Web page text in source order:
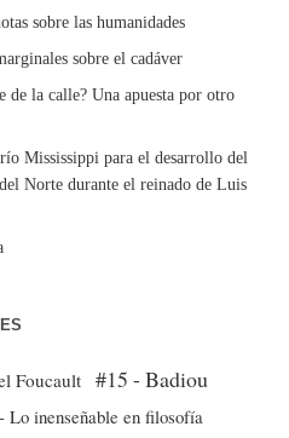
sobre las humanidades
sobre el cadáver
de la calle? Una apuesta por otro
Mississippi para el desarrollo del
Norte durante el reinado de Luis
Foucault #15 - Badiou
Lo inenseñable en filosofía